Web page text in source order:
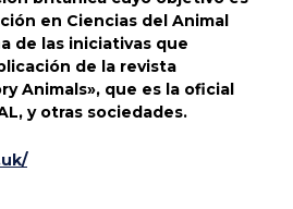
en Ciencias del Animal
de las iniciativas que
de la revista
Animals», que es la oficial
y otras sociedades.